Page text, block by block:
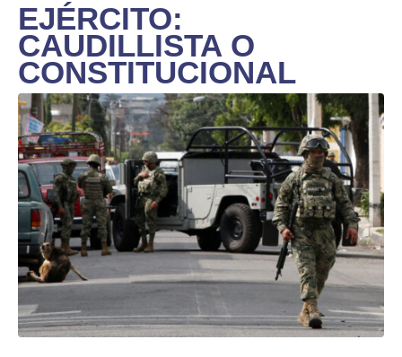
EJÉRCITO:
CAUDILLISTA O
CONSTITUCIONAL